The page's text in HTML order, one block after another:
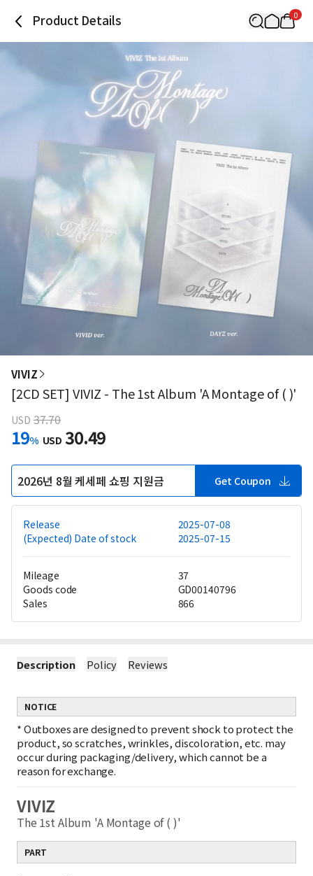
Product Details 0
VIVIZ
[2CD SET] VIVIZ - The 1st Album 'A Montage of ( )'
USD 37.70
19% USD 30.49
2026년 8월 케세페 쇼핑 지원금 Get Coupon
Release
2025-07-08
(Expected) Date of stock
2025-07-15
Mileage
37
Goods code
GD00140796
Sales
866
Description Policy Reviews
NOTICE
*Outboxes are designed to prevent shock to protect the
product, so scratches, wrinkles, discoloration, etc. may
occur during packaging/delivery, which cannot be a
reason for exchange.
VIVIZ
The 1st Album 'A Montage of ( )'
PART